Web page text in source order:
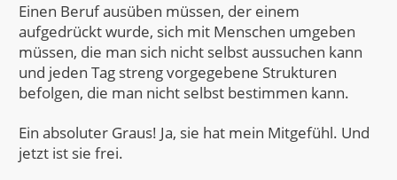
Einen Beruf ausüben müssen, der einem
aufgedrückt wurde, sich mit Menschen umgeben
müssen, die man sich nicht selbst aussuchen kann
und jeden Tag streng vorgegebene Strukturen
befolgen, die man nicht selbst bestimmen kann.
Ein absoluter Graus! Ja, sie hat mein Mitgefühl. Und
jetzt ist sie frei.